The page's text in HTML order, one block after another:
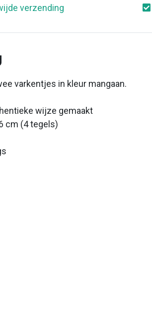
verzending
varkentjes in kleur mangaan.
wijze gemaakt
cm (4 tegels)